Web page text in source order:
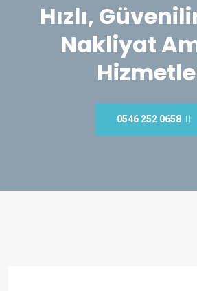
Hızlı,
Nakliyat
0546 252 0658